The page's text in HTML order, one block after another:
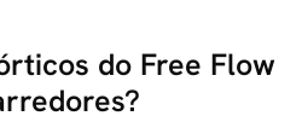
do Free Flow